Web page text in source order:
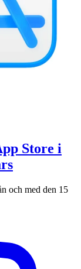
Store i
och med den 15